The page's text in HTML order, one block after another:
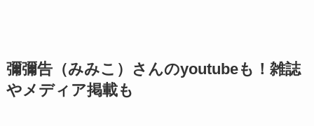
彌彌告（みみこ）さんのyoutubeも！雑誌
やメディア掲載も